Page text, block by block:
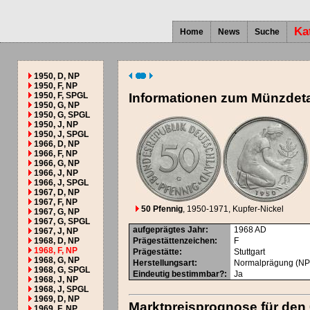
Home News Suche
1950, D, NP
1950, F, NP
1950, F, SPGL
1950, G, NP
1950, G, SPGL
1950, J, NP
1950, J, SPGL
1966, D, NP
1966, F, NP
1966, G, NP
1966, J, NP
1966, J, SPGL
1967, D, NP
1967, F, NP
1967, G, NP
1967, G, SPGL
1967, J, NP
1968, D, NP
1968, F, NP
1968, G, NP
1968, G, SPGL
1968, J, NP
1968, J, SPGL
1969, D, NP
Informationen zum
50 Pfennig, 1950-1971, Kupfer-Nickel
aufgeprägtes Jahr: 1968AD
Prägestättenzeichen:
F
Prägestätte:
Stuttgart
Herstellungsart:
Normalprägung
Eindeutig bestimmbar?: Ja